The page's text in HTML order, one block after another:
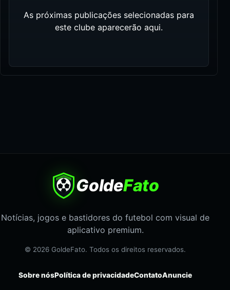
As próximas publicações selecionadas para
este clube aparecerão aqui.
GoldeFato
Notícias, jogos e bastidores do futebol com visual de
aplicativo premium.
© 2026 GoldeFato. Todos os direitos reservados.
Sobre nósPolítica de privacidadeContatoAnuncie